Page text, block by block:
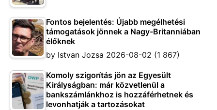
Fontos bejelentés: Újabb megélhetési
támogatások jönnek a Nagy-Britanniában
élőknek
by Istvan Jozsa 2026-08-02 (1 867)
Komoly szigorítás jön az Egyesült
Királyságban: már közvetlenül a
bankszámlánkhoz is hozzáférhetnek és
levonhatják a tartozásokat